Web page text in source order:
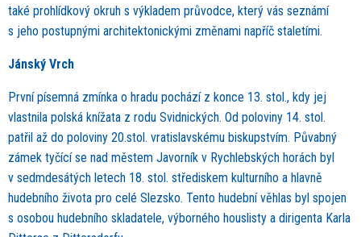
také prohlídkový okruh s výkladem průvodce, který vás seznámí
s jeho postupnými architektonickými změnami napříč staletími.
Jánský Vrch
První písemná zmínka o hradu pochází z konce 13. stol., kdy jej
vlastnila polská knížata z rodu Svidnických. Od poloviny 14. stol.
patřil až do poloviny 20.stol. vratislavskému biskupstvím. Půvabný
zámek tyčící se nad městem Javorník v Rychlebských horách byl
v sedmdesátých letech 18. stol. střediskem kulturního a hlavně
hudebního života pro celé Slezsko. Tento hudební věhlas byl spojen
s osobou hudebního skladatele, výborného houslisty a dirigenta Karla